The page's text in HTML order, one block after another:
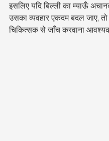
इसलिए यदि बिल्ली का म्याऊँ
उसका व्यवहार एकदम बदल जाए,
चिकित्सक से जाँच करवाना